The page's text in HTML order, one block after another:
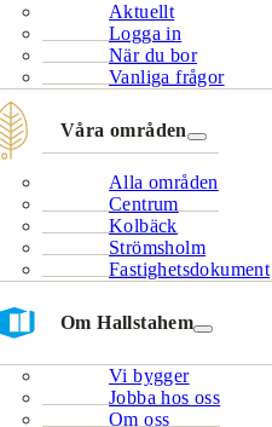
Aktuellt
Logga in
När du bor
Vanliga frågor
Våra områden
Alla områden
Centrum
Kolbäck
Strömsholm
Fastighetsdokument
Om Hallstahem
Vi bygger
Jobba hos oss
Om oss